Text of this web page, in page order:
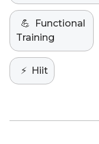
💪
Functional
Training
⚡️ Hiit